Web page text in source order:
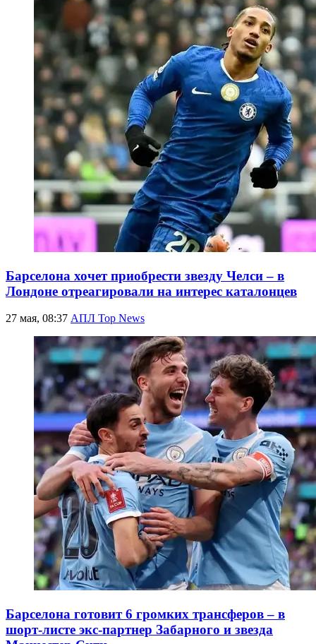
Барселона хочет приобрести звезду Челси – в
Лондоне отреагировали на интерес каталонцев
27 мая, 08:37 АПЛ Top News
Барселона готовит 6 громких трансферов – в
шорт-листе экс-партнер Забарного и звезда